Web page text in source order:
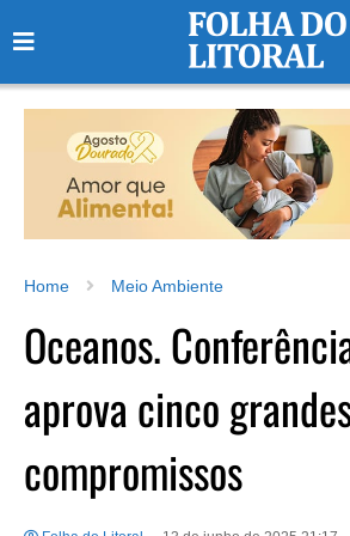
Home Meio Ambiente
Oceanos.
aprova cinco
compromissos